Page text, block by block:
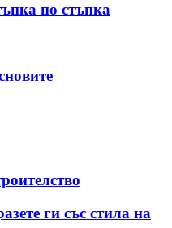
по стъпка
ги със стила на